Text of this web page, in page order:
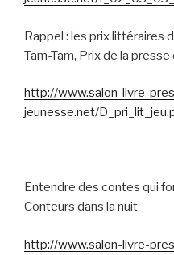
Rappel : les prix littéraires
Tam-Tam, Prix de la
http://www.salon-livre-
jeunesse.net/
Entendre des contes qui
Conteurs dans la nuit
http://www.salon-livre-